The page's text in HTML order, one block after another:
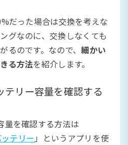
だった場合は交換を考えな
グなのに、交換しなくても
るのです。なので、細かい
る方法を紹介します。
テリー容量を確認する
量を確認する方法は
テリー 」というアプリを使